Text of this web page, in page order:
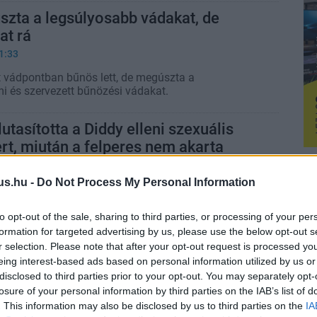
- Do Not Process My Personal Information
opt-out of the sale, sharing to third parties, or processing of your
for targeted advertising by us, please use the below opt-out
selection. Please note that after your opt-out request is processed
interest-based ads based on personal information utilized by us
to third parties prior to your opt-out. You may separately
of your personal information by third parties on the IAB’s list of
This information may also be disclosed by us to third parties on the
a legsúlyosabb vádakat, de
rá
vádpontban bűnös lett, de megúszta a
és szervezett bűnözési vádakat.
a Diddy elleni szexuális
miután a felperes nem akarta
tavaly a Warner ügyvédei a
miatt – úgyhogy idén inkább
öltözött
16:37